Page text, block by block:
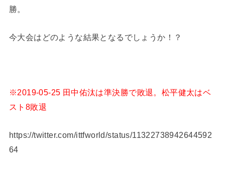
勝。
今大会はどのような結果となるでしょうか！？
※2019-05-25 田中佑汰は準決勝で敗退。松平健太はベ
スト8敗退
https://twitter.com/ittfworld/status/11322738942644592
64